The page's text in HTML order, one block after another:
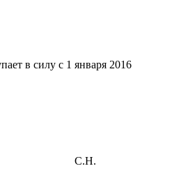
в силу с 1 января 2016